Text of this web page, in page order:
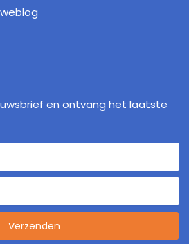
en ontvang het laatste
Verzenden